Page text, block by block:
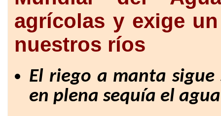
agrícolas y exige
nuestros ríos
El riego a manta sigue
en plena sequía el